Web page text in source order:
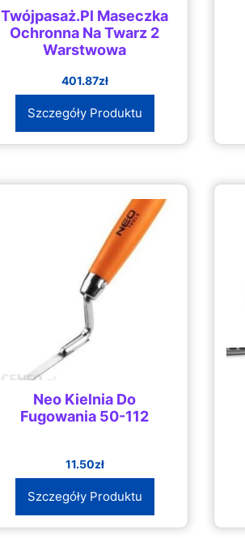
Twójpasaż.Pl Maseczka
Ochronna Na Twarz 2
Warstwowa
401.87zł
Szczegóły Produktu
Neo Kielnia Do
Fugowania 50-112
11.50zł
Szczegóły Produktu